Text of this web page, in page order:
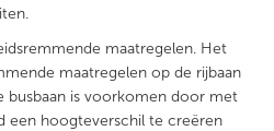
maatregelen. Het
maatregelen op de rijbaan
busbaan is voorkomen door met
een hoogteverschil te creëren